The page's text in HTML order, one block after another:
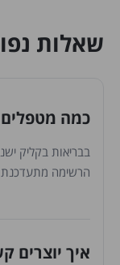
שאלות
כמה מטפלים
הרשימה
איך יוצרים